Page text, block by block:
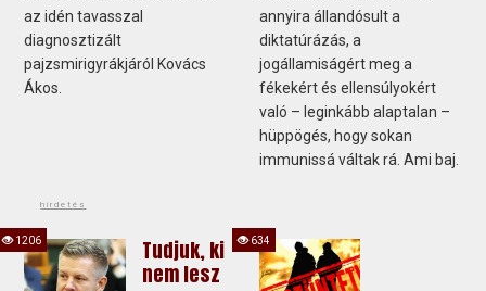
az idén tavasszal
diagnosztizált
pajzsmirigyrákjáról Kovács
Ákos.
annyira állandósult a
diktatúrázás, a
jogállamiságért meg a
fékekért és ellensúlyokért
való – leginkább alaptalan –
hüppögés, hogy sokan
immunissá váltak rá. Ami baj.
hirdetés
Tudjuk, ki
nem lesz
1206 634